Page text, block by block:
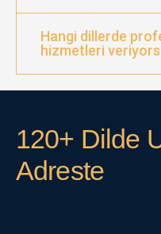
Hangi dillerde
hizmetleri
120+ Dilde
Adreste